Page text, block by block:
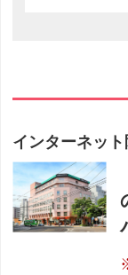
インターネット